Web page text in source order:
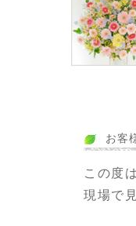
お客
この度
現場で